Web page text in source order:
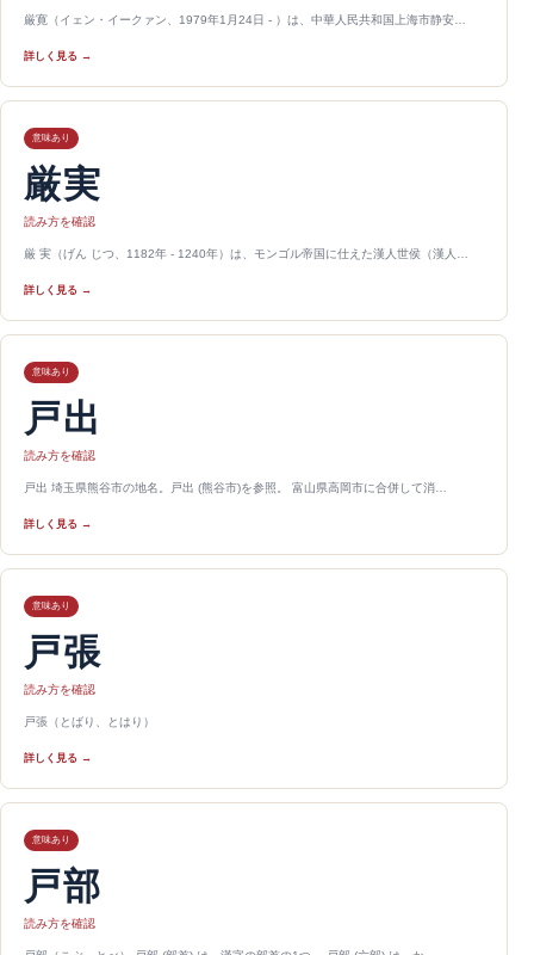
厳寛（イェン・イークァン、1979年1月24日 - ）は、中華人民共和国上海市静安…
詳しく見る →
意味あり
厳実
読み方を確認
厳 実（げん じつ、1182年 - 1240年）は、モンゴル帝国に仕えた漢人世侯（漢人…
詳しく見る →
意味あり
戸出
読み方を確認
戸出 埼玉県熊谷市の地名。戸出 (熊谷市)を参照。 富山県高岡市に合併して消…
詳しく見る →
意味あり
戸張
読み方を確認
戸張（とばり、とはり）
詳しく見る →
意味あり
戸部
読み方を確認